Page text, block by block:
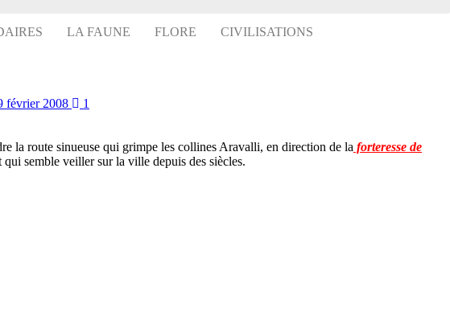
LA FAUNE FLORE CIVILISATIONS
février 2008 1
la route sinueuse qui grimpe les collines Aravalli, en direction de la forteresse de
semble veiller sur la ville depuis des siècles.